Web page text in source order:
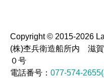
H29/9/23釣果情報更新し
H29/9/16釣果情報更新しま
H29/9/3釣果情報更新しま
Copyright © 2015-2026
(株)杢兵衛造船所内 滋賀
０号
電話番号： 077-574-2655(